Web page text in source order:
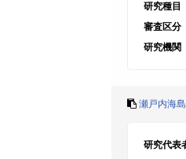
研究種目
審査区分
研究機関
瀬戸内海
研究代表